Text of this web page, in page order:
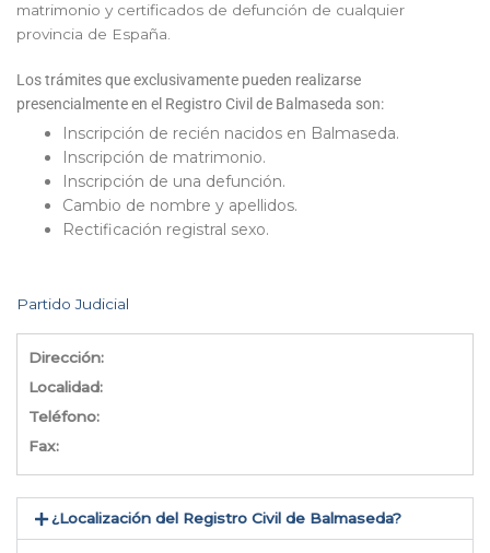
matrimonio y certificados de defunción de cualquier
provincia de España.
Los trámites que exclusivamente pueden realizarse
presencialmente en el Registro Civil de Balmaseda son:
Inscripción de recién nacidos en Balmaseda.
Inscripción de matrimonio.
Inscripción de una defunción.
Cambio de nombre y apellidos.
Rectificación registral sexo.
Partido Judicial
Dirección:
Localidad:
Teléfono:
Fax:
¿Localización del Registro Civil de Balmaseda​?